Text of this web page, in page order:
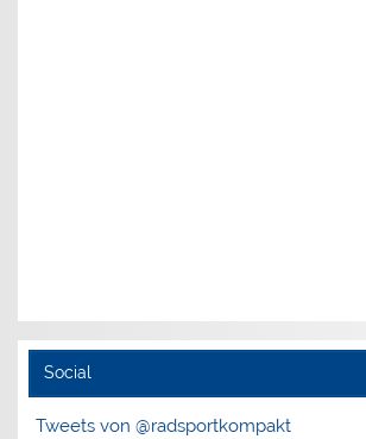
Social
Tweets von @radsportkompakt